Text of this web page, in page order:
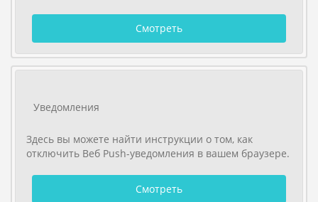
Смотреть
Уведомления
Здесь вы можете найти инструкции о том, как
отключить Веб Push-уведомления в вашем браузере.
Смотреть